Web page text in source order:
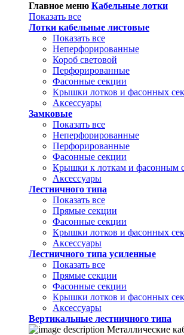
Главное меню Кабельные лотки
Показать все
Лотки кабельные листовые
Показать все
Неперфорированные
Короб световой
Перфорированные
Фасонные секции
Крышки лотков и фасонных
Аксессуары
Замковые
Показать все
Неперфорированные
Перфорированные
Фасонные секции
Крышки к лоткам и фасонным
Аксессуары
Лестничного типа
Показать все
Прямые секции
Фасонные секции
Крышки лотков и фасонных
Аксессуары
Лестничного типа усиленные
Показать все
Прямые секции
Фасонные секции
Крышки лотков и фасонных
Аксессуары
Вертикальные лестничного типа
Металлические